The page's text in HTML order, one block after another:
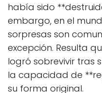
había sido
embargo, en el
sorpresas son
excepción. Resulta
logró sobrevivir tras
la capacidad de
su forma original.